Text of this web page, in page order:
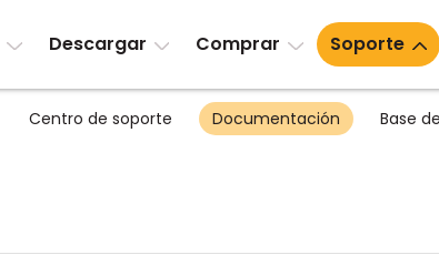
Descargar Comprar Soporte
Centro de soporte Documentación Base